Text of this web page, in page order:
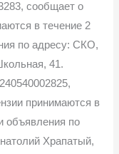
сообщает о
в течение 2
по адресу: СКО,
41.
принимаются в
объявления по
Храпатый,